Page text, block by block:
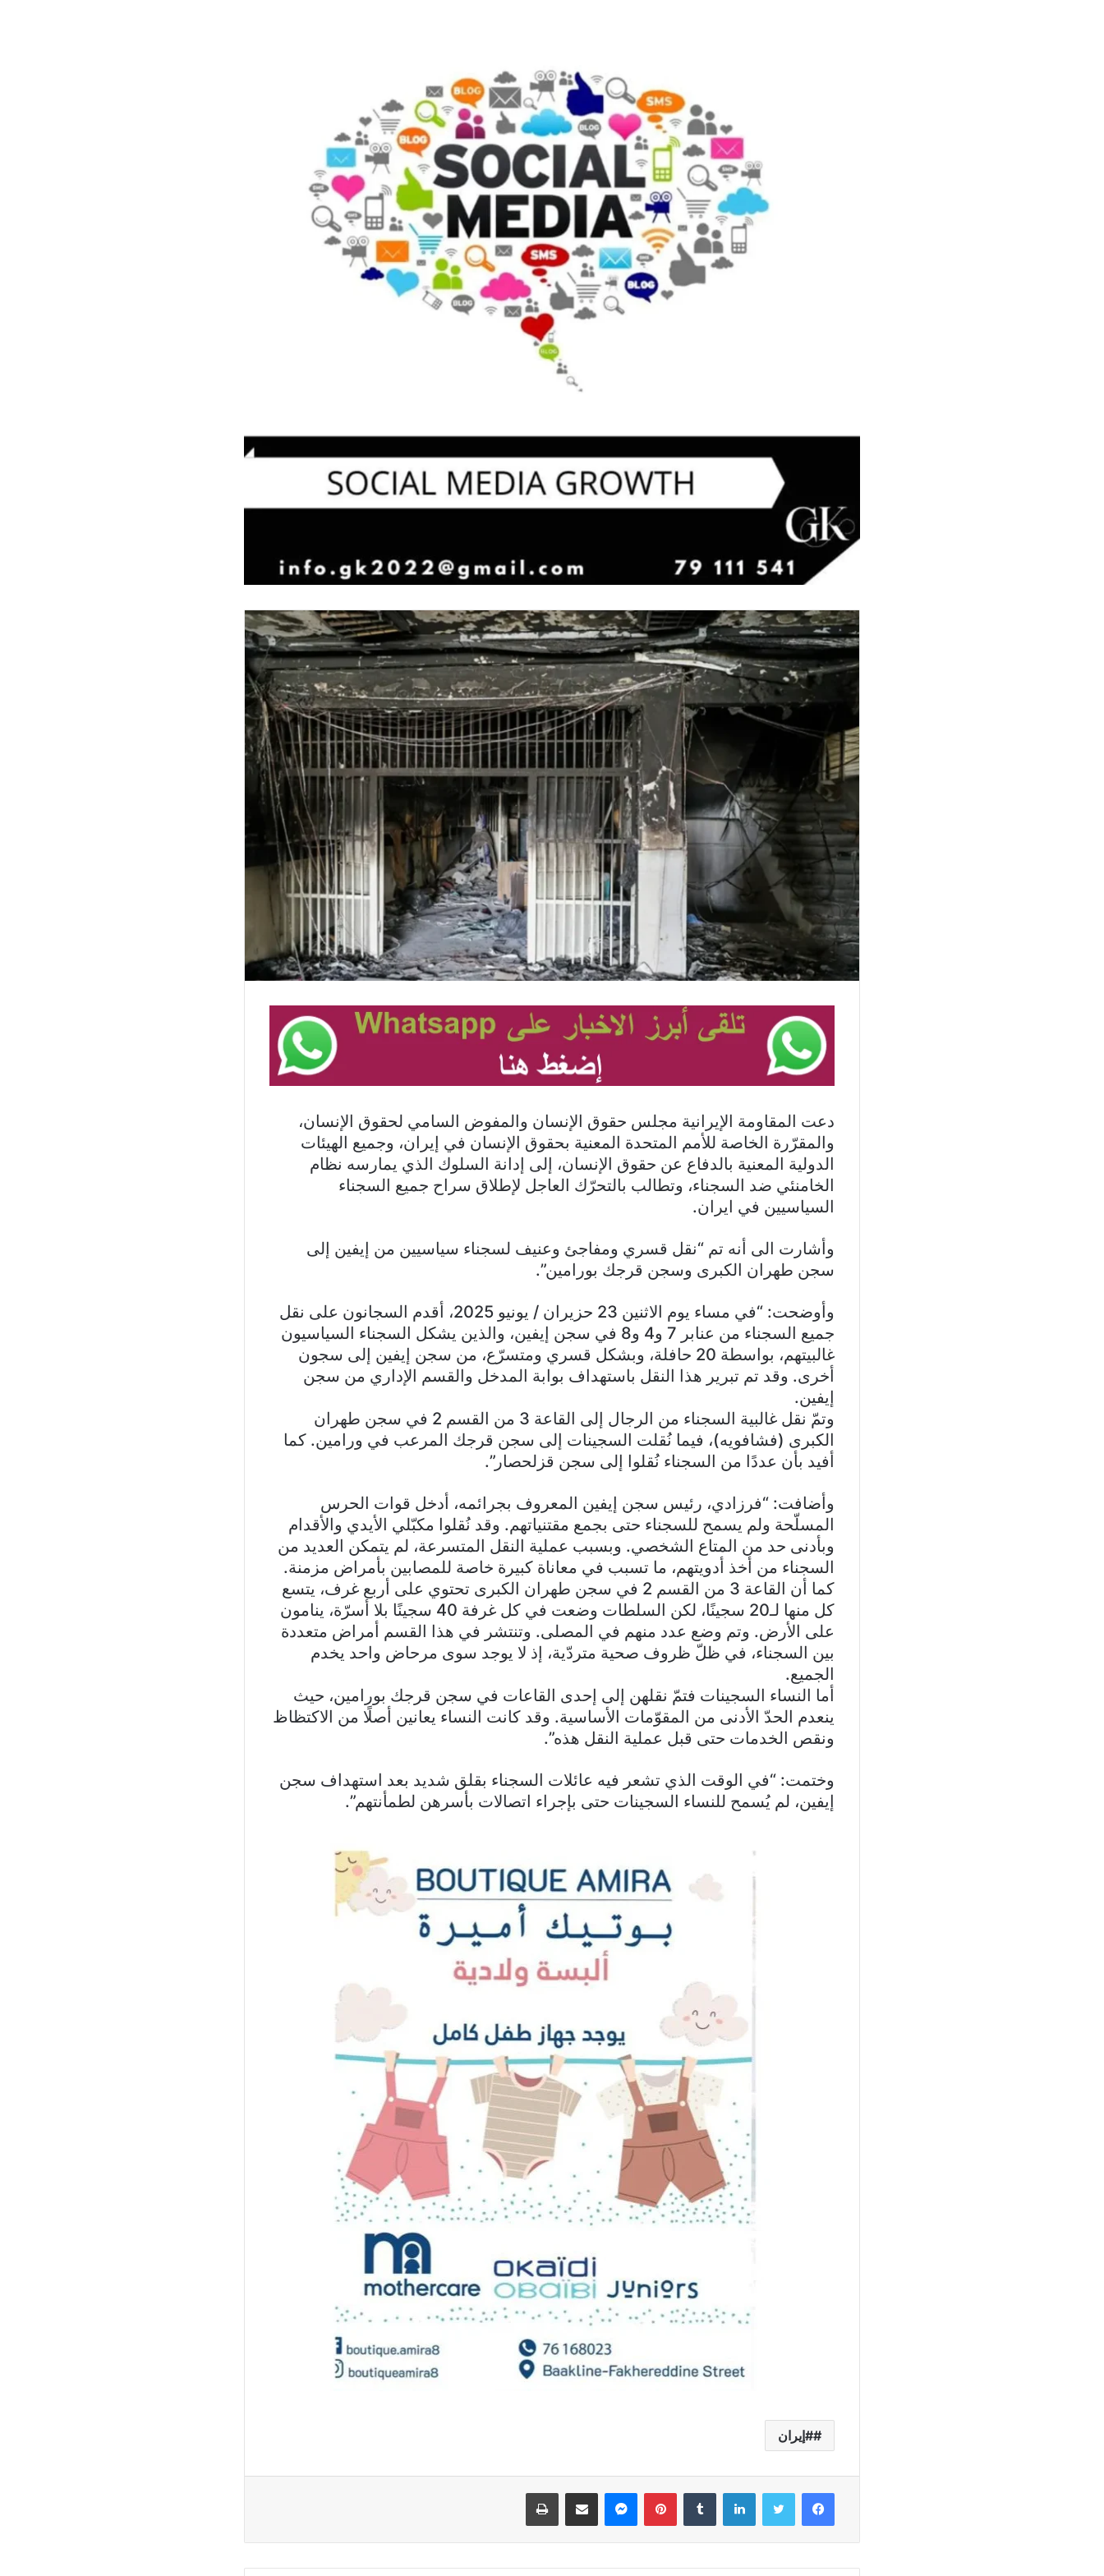
دعت المقاومة الإيرانية مجلس حقوق الإنسان والمفوض السامي لحقوق الإنسان،
والمقرّرة الخاصة للأمم المتحدة المعنية بحقوق الإنسان في إيران، وجميع الهيئات
الدولية المعنية بالدفاع عن حقوق الإنسان، إلى إدانة السلوك الذي يمارسه نظام
الخامنئي ضد السجناء، وتطالب بالتحرّك العاجل لإطلاق سراح جميع السجناء
السياسيين في ايران.
وأشارت الى أنه تم “نقل قسري ومفاجئ وعنيف لسجناء سياسيين من إيفين إلى
سجن طهران الكبرى وسجن قرجك بورامين”.
وأوضحت: “في مساء يوم الاثنين 23 حزيران / يونيو 2025، أقدم السجانون على نقل
جميع السجناء من عنابر 7 و4 و8 في سجن إيفين، والذين يشكل السجناء السياسيون
غالبيتهم، بواسطة 20 حافلة، وبشكل قسري ومتسرّع، من سجن إيفين إلى سجون
أخرى. وقد تم تبرير هذا النقل باستهداف بوابة المدخل والقسم الإداري من سجن
إيفين.
وتمّ نقل غالبية السجناء من الرجال إلى القاعة 3 من القسم 2 في سجن طهران
الكبرى (فشافويه)، فيما نُقلت السجينات إلى سجن قرجك المرعب في ورامين. كما
أفيد بأن عددًا من السجناء نُقلوا إلى سجن قزلحصار”.
وأضافت: “فرزادي، رئيس سجن إيفين المعروف بجرائمه، أدخل قوات الحرس
المسلّحة ولم يسمح للسجناء حتى بجمع مقتنياتهم. وقد نُقلوا مكبّلي الأيدي والأقدام
وبأدنى حد من المتاع الشخصي. وبسبب عملية النقل المتسرعة، لم يتمكن العديد من
السجناء من أخذ أدويتهم، ما تسبب في معاناة كبيرة خاصة للمصابين بأمراض مزمنة.
كما أن القاعة 3 من القسم 2 في سجن طهران الكبرى تحتوي على أربع غرف، يتسع
كل منها لـ20 سجينًا، لكن السلطات وضعت في كل غرفة 40 سجينًا بلا أسرّة، ينامون
على الأرض. وتم وضع عدد منهم في المصلى. وتنتشر في هذا القسم أمراض متعددة
بين السجناء، في ظلّ ظروف صحية متردّية، إذ لا يوجد سوى مرحاض واحد يخدم
الجميع.
أما النساء السجينات فتمّ نقلهن إلى إحدى القاعات في سجن قرجك بورامين، حيث
ينعدم الحدّ الأدنى من المقوّمات الأساسية. وقد كانت النساء يعانين أصلًا من الاكتظاظ
ونقص الخدمات حتى قبل عملية النقل هذه”.
وختمت: “في الوقت الذي تشعر فيه عائلات السجناء بقلق شديد بعد استهداف سجن
إيفين، لم يُسمح للنساء السجينات حتى بإجراء اتصالات بأسرهن لطمأنتهم”.
#إيران
فيسبوك تويتر لينكدإن بينتيريستماسنجر مشاركة عبر البريد طباعة